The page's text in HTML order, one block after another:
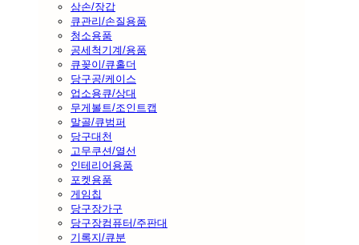
삼손/장갑
큐관리/손질용품
청소용품
공세척기계/용품
큐꽂이/큐홀더
당구공/케이스
업소용큐/상대
무게볼트/조인트캡
말골/큐범퍼
당구대천
고무쿠션/열선
인테리어용품
포켓용품
게임칩
당구장가구
당구장컴퓨터/주판대
기록지/큐분